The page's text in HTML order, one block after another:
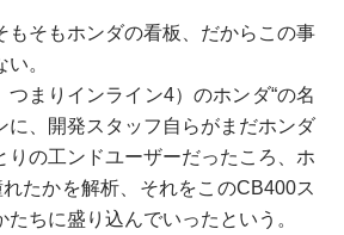
もそもホンダの看板、だからこの事
。
つまりインライン4）のホンダ“の名
に、開発スタッフ自らがまだホンダ
りの工ンドユーザーだったころ、ホ
たかを解析、それをこのCB400ス
ちに盛り込んでいったという。